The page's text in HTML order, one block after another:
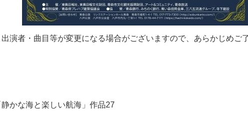
演者・曲目等が変更になる場合がございますので、あらかじめご
かな海と楽しい航海」作品27